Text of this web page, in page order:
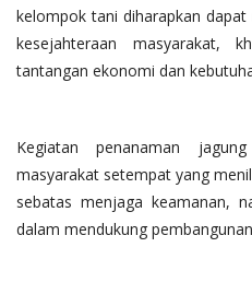
kelompok tani diharapkan
kesejahteraan masyarakat,
tantangan ekonomi dan
Kegiatan penanaman
masyarakat setempat yang
sebatas menjaga keamanan,
dalam mendukung